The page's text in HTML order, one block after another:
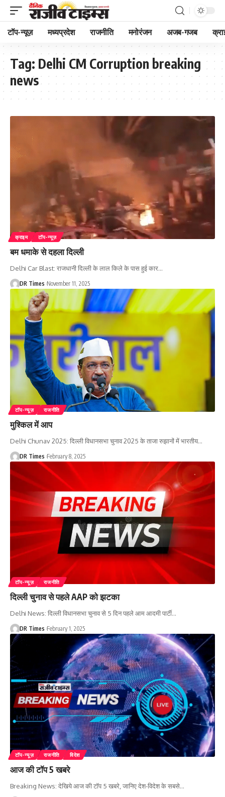
टॉप-न्यूज़ मध्यप्रदेश राजनीति मनोरंजन अजब-गजब
Tag: Delhi CM Corruption breaking
news
क्राइम टॉप-न्यूज़
बम धमाके से दहला दिल्ली
Delhi Car Blast: राजधानी दिल्ली के लाल किले के पास हुई कार…
DR Times November 11, 2025
टॉप-न्यूज़ राजनीति
मुश्किल में आप
Delhi Chunav 2025: दिल्ली विधानसभा चुनाव 2025 के ताजा रुझानों में भारतीय…
DR Times February 8, 2025
टॉप-न्यूज़ राजनीति
दिल्ली चुनाव से पहले AAP को झटका
Delhi News: दिल्ली विधानसभा चुनाव से 5 दिन पहले आम आदमी पार्टी…
DR Times February 1, 2025
टॉप-न्यूज़ राजनीति विदेश
आज की टॉप 5 खबरे
Breaking News: देखिये आज की टॉप 5 खबरे, जानिए देश-विदेश के सबसे…